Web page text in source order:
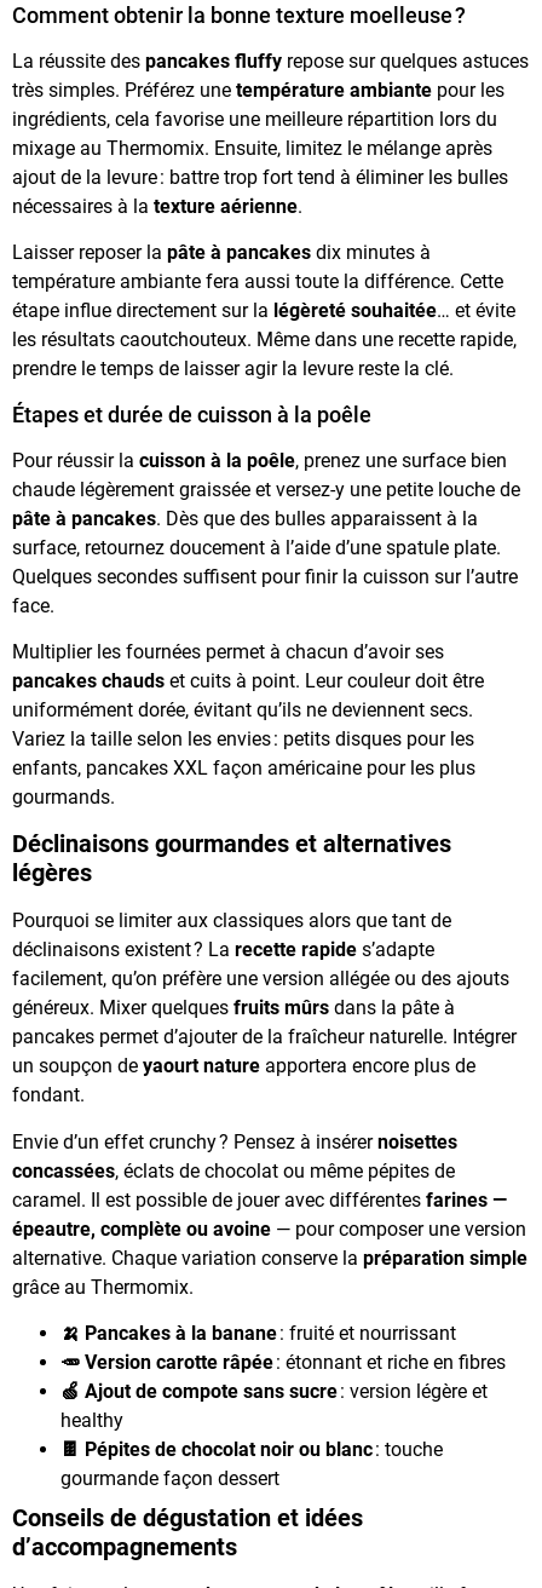
Comment obtenir la bonne texture moelleuse ?
La réussite des pancakes fluffy repose sur quelques astuces
très simples. Préférez une température ambiante pour les
ingrédients, cela favorise une meilleure répartition lors du
mixage au Thermomix. Ensuite, limitez le mélange après
ajout de la levure : battre trop fort tend à éliminer les bulles
nécessaires à la texture aérienne.
Laisser reposer la pâte à pancakes dix minutes à
température ambiante fera aussi toute la différence. Cette
étape influe directement sur la légèreté souhaitée… et évite
les résultats caoutchouteux. Même dans une recette rapide,
prendre le temps de laisser agir la levure reste la clé.
Étapes et durée de cuisson à la poêle
Pour réussir la cuisson à la poêle, prenez une surface bien
chaude légèrement graissée et versez-y une petite louche de
pâte à pancakes. Dès que des bulles apparaissent à la
surface, retournez doucement à l’aide d’une spatule plate.
Quelques secondes suffisent pour finir la cuisson sur l’autre
face.
Multiplier les fournées permet à chacun d’avoir ses
pancakes chauds et cuits à point. Leur couleur doit être
uniformément dorée, évitant qu’ils ne deviennent secs.
Variez la taille selon les envies : petits disques pour les
enfants, pancakes XXL façon américaine pour les plus
gourmands.
Déclinaisons gourmandes et alternatives
légères
Pourquoi se limiter aux classiques alors que tant de
déclinaisons existent ? La recette rapide s’adapte
facilement, qu’on préfère une version allégée ou des ajouts
généreux. Mixer quelques fruits mûrs dans la pâte à
pancakes permet d’ajouter de la fraîcheur naturelle. Intégrer
un soupçon de yaourt nature apportera encore plus de
fondant.
Envie d’un effet crunchy ? Pensez à insérernoisettes
concassées, éclats de chocolat ou même pépites de
caramel. Il est possible de jouer avec différentes farines —
épeautre, complète ou avoine — pour composer une version
alternative. Chaque variation conserve la préparation simple
grâce au Thermomix.
🍌 Pancakes à la banane: fruité et nourrissant
🥕 Version carotte râpée: étonnant et riche en fibres
🍏 Ajout de compote sans sucre: version légère et
healthy
🍫 Pépites de chocolat noir ou blanc: touche
gourmande façon dessert
Conseils de dégustation et idées
d’accompagnements